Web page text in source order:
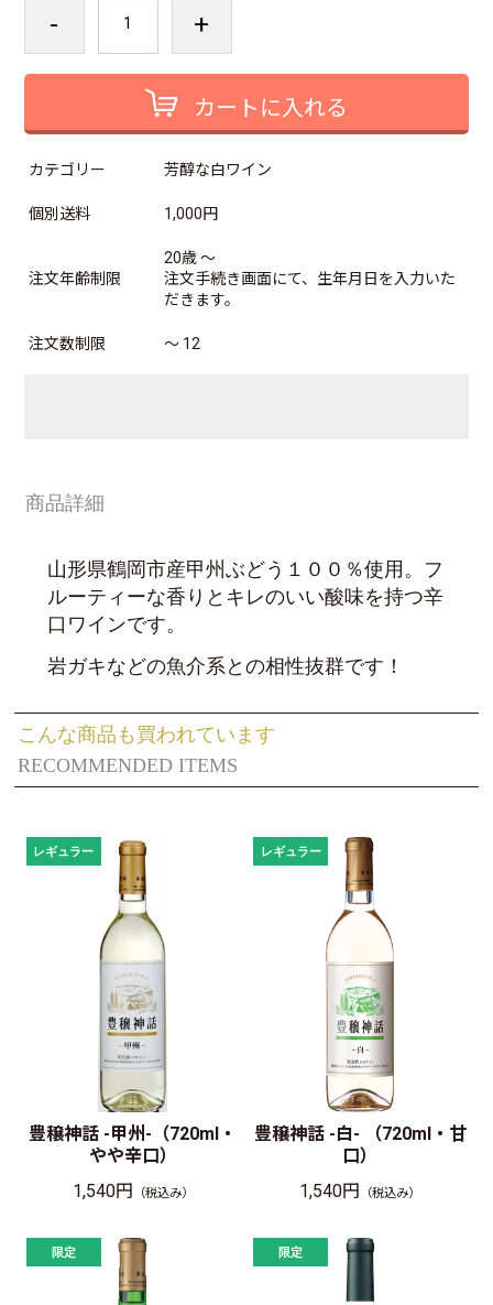
- +
カートに入れる
カテゴリー 芳醇な白ワイン
個別送料 1,000円
注文年齢制限
20歳 ～
注文手続き画面にて、生年月日を入力いた
だきます。
注文数制限 ～ 12
商品詳細
山形県鶴岡市産甲州ぶどう１００％使用。フ
ルーティーな香りとキレのいい酸味を持つ辛
口ワインです。
岩ガキなどの魚介系との相性抜群です！
RECOMMENDED ITEMS
こんな商品も買われています
豊穣神話 -甲州-（720ml・
やや辛口）
1,540円 （税込み）
豊穣神話 -白- （720ml・甘
口）
1,540円 （税込み）